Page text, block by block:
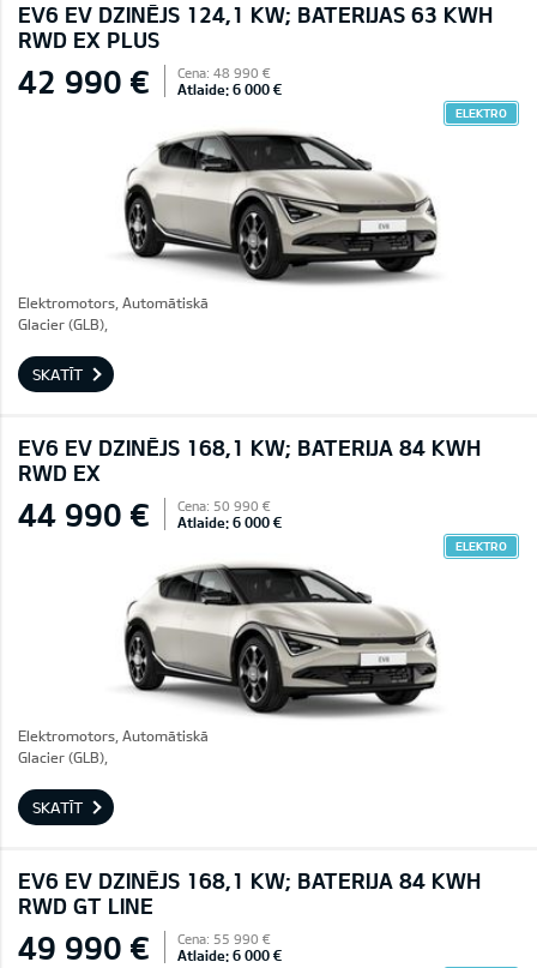
EV6 EV DZINĒJS 124,1 KW; BATERIJAS 63 KWH
RWD EX PLUS
42 990 € Cena: 48 990 €
Atlaide: 6 000 €
ELEKTRO
Elektromotors, Automātiskā
Glacier (GLB),
SKATĪT
EV6 EV DZINĒJS 168,1 KW; BATERIJA 84 KWH
RWD EX
44 990 € Cena: 50 990 €
Atlaide: 6 000 €
ELEKTRO
Elektromotors, Automātiskā
Glacier (GLB),
SKATĪT
EV6 EV DZINĒJS 168,1 KW; BATERIJA 84 KWH
RWD GT LINE
49 990 € Cena: 55 990 €
Atlaide: 6 000 €